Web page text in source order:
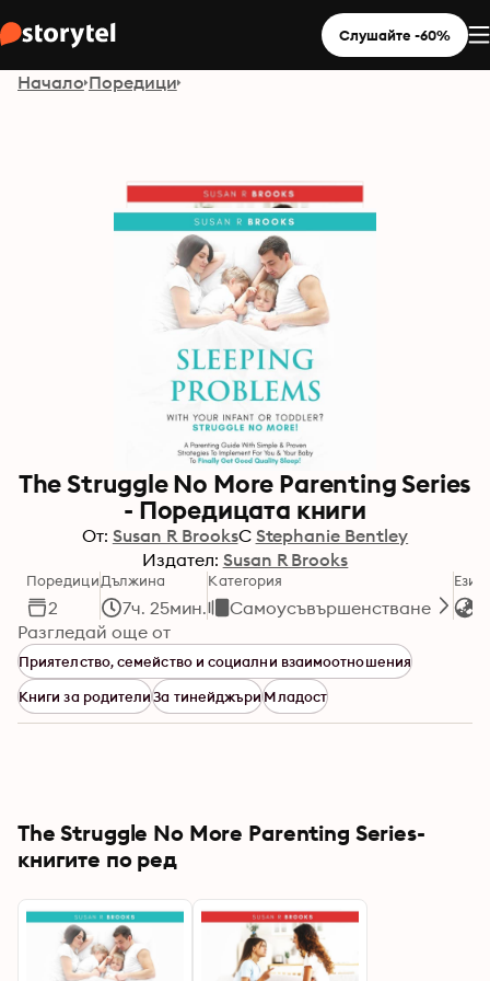
Слушайте -60%
Начало Поредици
The Struggle No More Parenting Series
- Поредицата книги
От: Susan R BrooksС Stephanie Bentley
Издател: Susan R Brooks
Поредици
2
Дължина
7ч. 25мин.
Категория
Самоусъвършенстване
Език
Разгледай още от
Приятелство, семейство и социални взаимоотношения
Книги за родителиЗа тинейджъриМладост
The Struggle No More Parenting Series-
книгите по ред